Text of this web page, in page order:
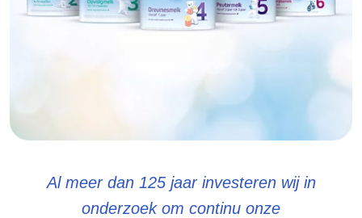
Al meer dan 125 jaar investeren wij in
onderzoek om continu onze